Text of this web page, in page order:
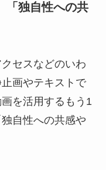
「独自性への共
セスなどのいわ
画やテキストで
を活用するもう1
自性への共感や